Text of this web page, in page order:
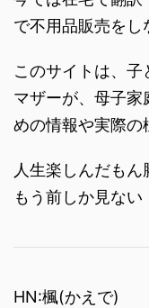
で不用品販売をし
このサイトは、
マザーが、母子家
めの情報や実際の
人生楽しんだもん
もう前しか見ない
HN:楓(かえで)